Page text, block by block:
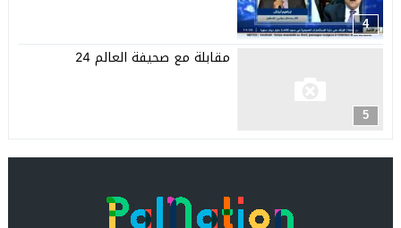
4
5
مقابلة مع صحيفة العالم 24